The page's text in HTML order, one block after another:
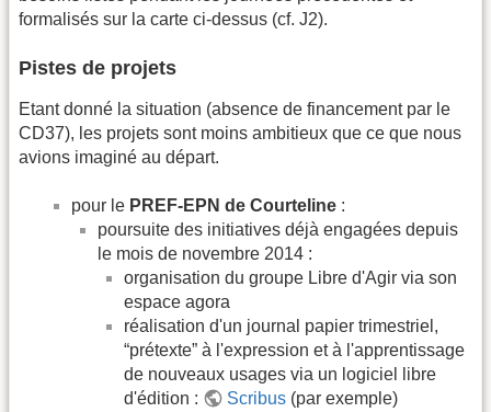
formalisés sur la carte ci-dessus (cf. J2).
Pistes de projets
Etant donné la situation (absence de financement par le
CD37), les projets sont moins ambitieux que ce que nous
avions imaginé au départ.
pour le PREF-EPN de Courteline :
poursuite des initiatives déjà engagées depuis
le mois de novembre 2014 :
organisation du groupe Libre d'Agir via son
espace agora
réalisation d'un journal papier trimestriel,
“prétexte” à l'expression et à l'apprentissage
de nouveaux usages via un logiciel libre
d'édition :
Scribus (par exemple)